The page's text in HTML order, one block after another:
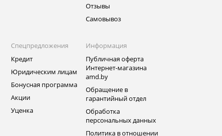
Отзывы
Самовывоз
Спецпредложения
Кредит
Юридическим лицам
Бонусная программа
Акции
Уценка
Информация
Публичная оферта
Интернет-магазина
amd.by
Обращение в
гарантийный отдел
Обработка
персональных данных
Политика в отношении